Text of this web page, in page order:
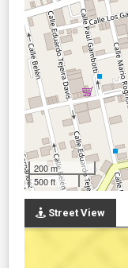
200 m
500 ft
Street View